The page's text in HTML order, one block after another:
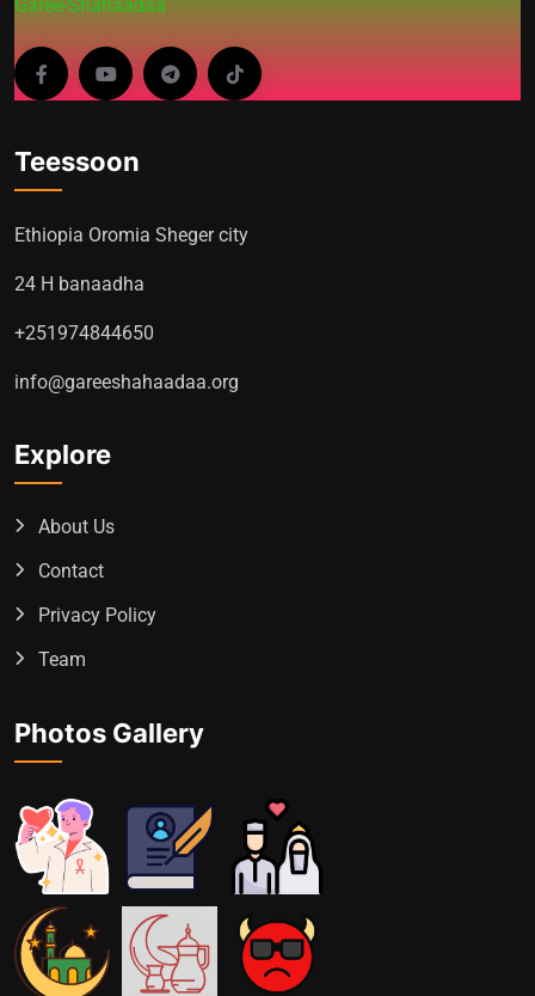
Garee-Shahaadaa
Teessoon
Ethiopia Oromia Sheger city
24 H banaadha
+251974844650
info@gareeshahaadaa.org
Explore
About Us
Contact
Privacy Policy
Team
Photos Gallery